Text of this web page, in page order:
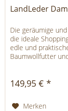
LandLeder
Die geräumige
die ideale
edle und
Baumwollfutter
149,95 € *
Merken